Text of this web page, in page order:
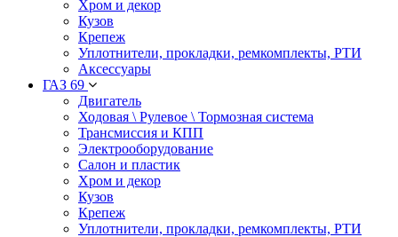
Хром и декор
Кузов
Крепеж
Уплотнители, прокладки, ремкомплекты, РТИ
Аксессуары
ГАЗ 69
Двигатель
Ходовая \ Рулевое \ Тормозная система
Трансмиссия и КПП
Электрооборудование
Салон и пластик
Хром и декор
Кузов
Крепеж
Уплотнители, прокладки, ремкомплекты, РТИ